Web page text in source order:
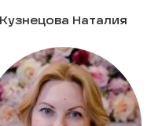
Кузнецова Наталия